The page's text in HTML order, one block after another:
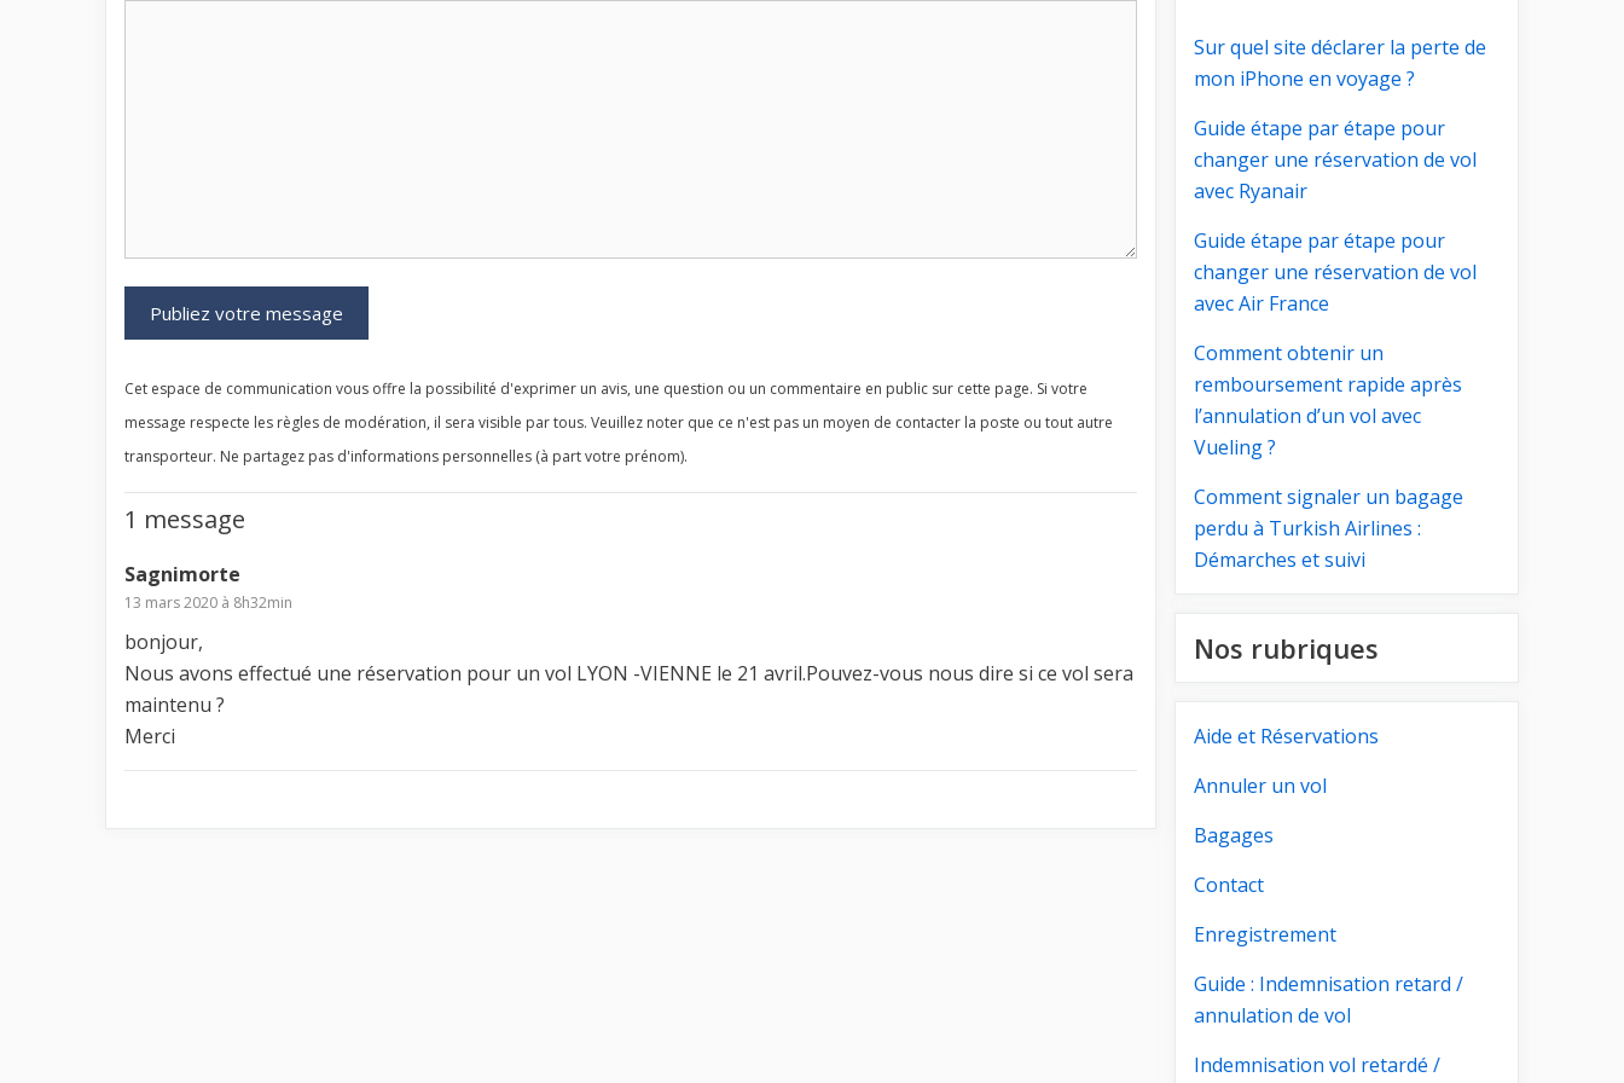
Cet espace de communication vous offre la possibilité d'exprimer un avis, une question ou un commentaire en public sur cette page. Si votre
message respecte les règles de modération, il sera visible par tous. Veuillez noter que ce n'est pas un moyen de contacter la poste ou tout autre
transporteur. Ne partagez pas d'informations personnelles (à part votre prénom).
1 message
Sagnimorte
13 mars 2020 à 8h32min
bonjour,
Nous avons effectué une réservation pour un vol LYON -VIENNE le 21 avril.Pouvez-vous nous dire si ce vol sera
maintenu ?
Merci
Sur quel site déclarer la perte de
mon iPhone en voyage ?
Guide étape par étape pour
changer une réservation de vol
avec Ryanair
Guide étape par étape pour
changer une réservation de vol
avec Air France
Comment obtenir un
remboursement rapide après
l’annulation d’un vol avec
Vueling ?
Comment signaler un bagage
perdu à Turkish Airlines :
Démarches et suivi
Nos rubriques
Aide et Réservations
Annuler un vol
Bagages
Contact
Enregistrement
Guide : Indemnisation retard /
annulation de vol
Indemnisation vol retardé /